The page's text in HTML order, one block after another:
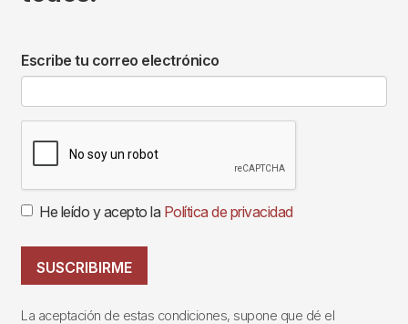
Escribe tu correo electrónico
He leído y acepto la Política de privacidad
SUSCRIBIRME
La aceptación de estas condiciones, supone que dé el